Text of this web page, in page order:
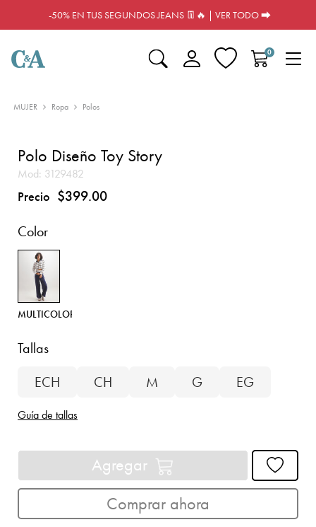
-50% EN TUS SEGUNDOS JEANS 👖🔥 | VER TODO ⮕
0
MUJER Ropa Polos
Polo Diseño Toy Story
Mod: 3129482
Precio $399.00
Color
MULTICOLOR
Tallas
ECH
CH M G EG
Guía de tallas
Agregar
Comprar ahora